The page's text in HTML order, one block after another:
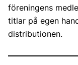
föreningens
titlar på egen
distributionen.